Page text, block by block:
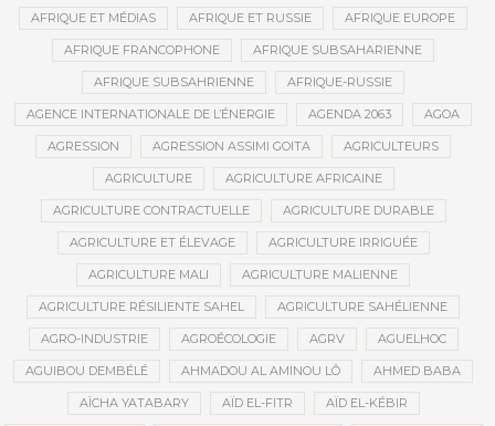
AFRIQUE ET MÉDIAS AFRIQUE ET RUSSIE AFRIQUE EUROPE
AFRIQUE FRANCOPHONE AFRIQUE SUBSAHARIENNE
AFRIQUE SUBSAHRIENNE AFRIQUE-RUSSIE
AGENCE INTERNATIONALE DE L’ÉNERGIE AGENDA 2063 AGOA
AGRESSION AGRESSION ASSIMI GOITA AGRICULTEURS
AGRICULTURE AGRICULTURE AFRICAINE
AGRICULTURE CONTRACTUELLE AGRICULTURE DURABLE
AGRICULTURE ET ÉLEVAGE AGRICULTURE IRRIGUÉE
AGRICULTURE MALI AGRICULTURE MALIENNE
AGRICULTURE RÉSILIENTE SAHEL AGRICULTURE SAHÉLIENNE
AGRO-INDUSTRIE AGROÉCOLOGIE AGRV AGUELHOC
AGUIBOU DEMBÉLÉ AHMADOU AL AMINOU LÔ AHMED BABA
AÏCHA YATABARY AÏD EL-FITR AÏD EL-KÉBIR